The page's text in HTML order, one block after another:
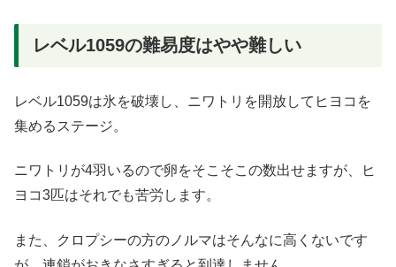
レベル1059の難易度はやや難しい
レベル1059は氷を破壊し、ニワトリを開放してヒヨコを
集めるステージ。
ニワトリが4羽いるので卵をそこそこの数出せますが、ヒ
ヨコ3匹はそれでも苦労します。
また、クロプシーの方のノルマはそんなに高くないです